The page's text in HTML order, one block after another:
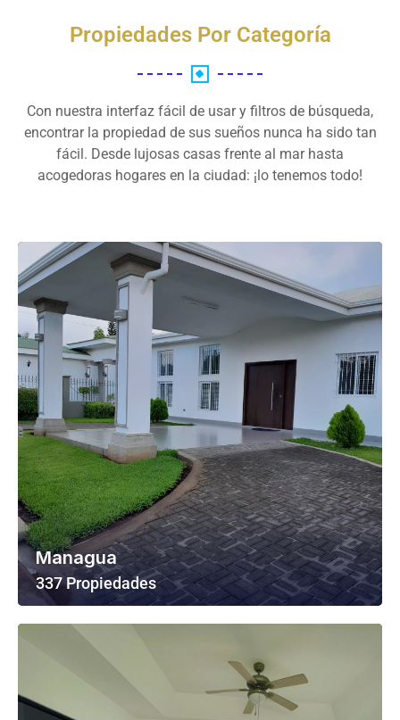
Propiedades Por Categoría
Con nuestra interfaz fácil de usar y filtros de búsqueda,
encontrar la propiedad de sus sueños nunca ha sido tan
fácil. Desde lujosas casas frente al mar hasta
acogedoras hogares en la ciudad: ¡lo tenemos todo!
Managua
337 Propiedades
Ver Todas Las Propiedades